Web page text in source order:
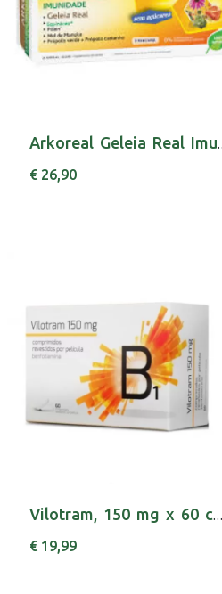
Arkoreal
€ 26,90
Vilotram, 150 mg x 60 comp rev
€ 19,99